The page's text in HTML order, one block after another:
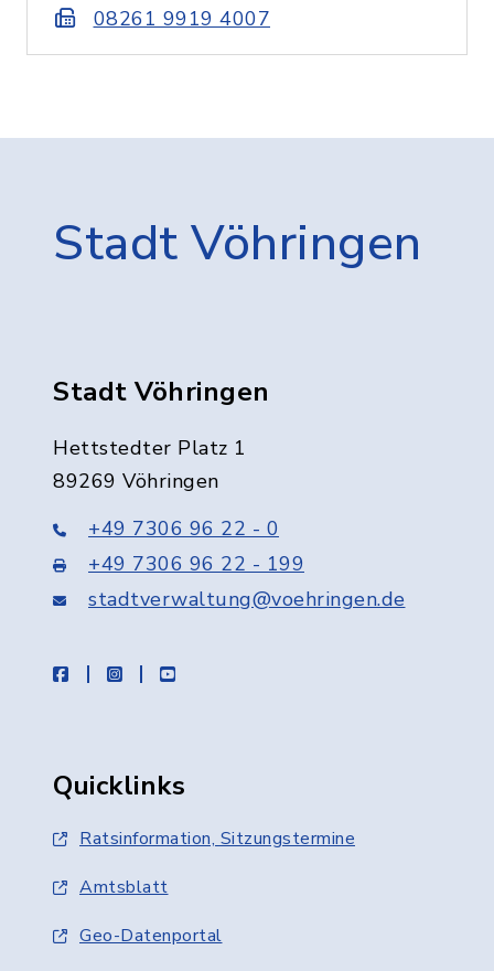
08261 9919 4007
Stadt Vöhringen
Stadt Vöhringen
Hettstedter Platz 1
89269 Vöhringen
+49 7306 96 22 - 0
+49 7306 96 22 - 199
stadtverwaltung@voehringen.de
facebookinstagramyoutube
Quicklinks
Ratsinformation, Sitzungstermine
Amtsblatt
Geo-Datenportal